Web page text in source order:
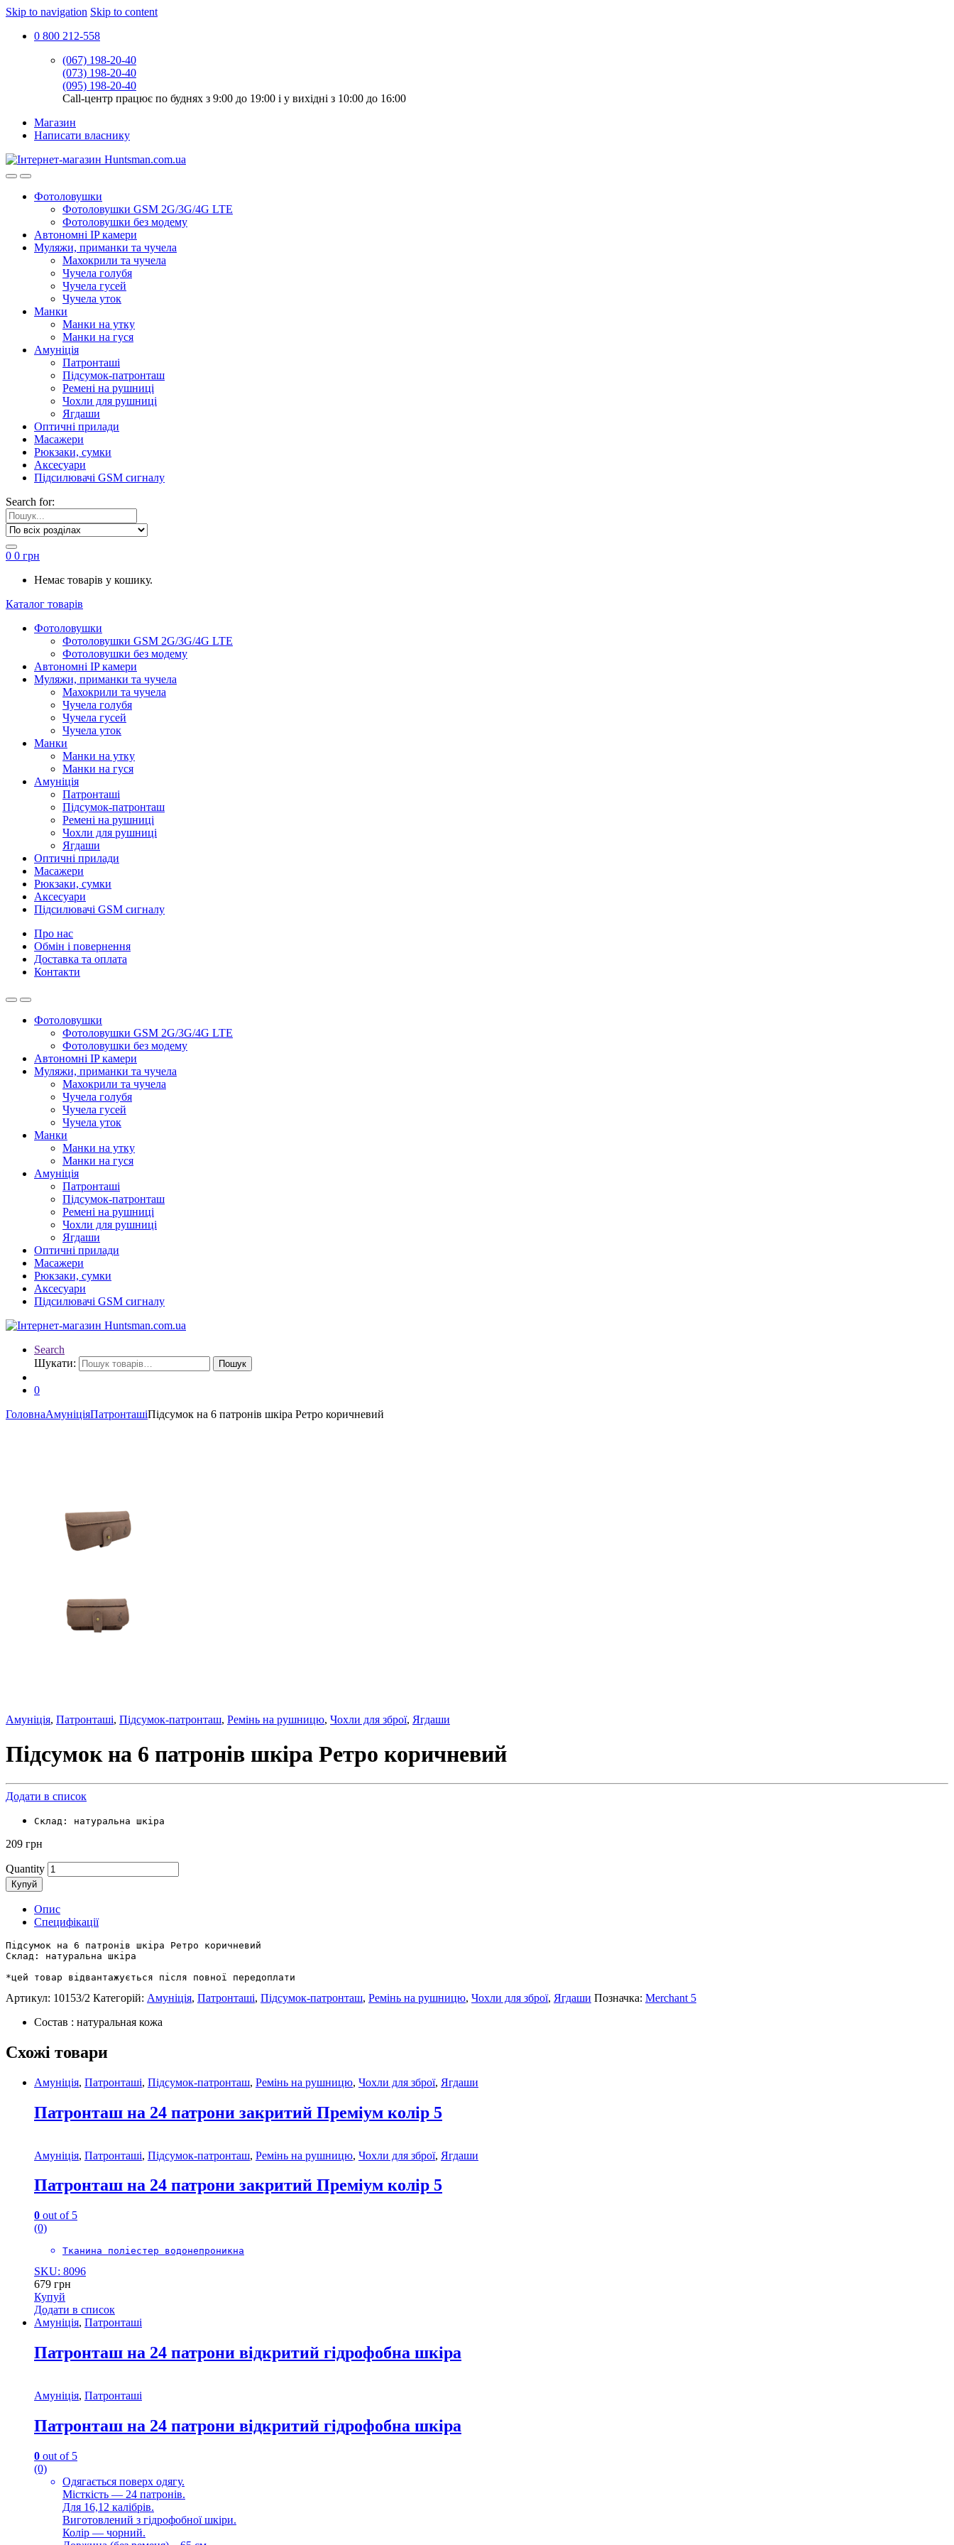
Skip to navigation Skip to content
0 800 212-558
(067) 198-20-40
(073) 198-20-40
(095) 198-20-40
Call-центр працює по буднях з 9:00 до 19:00 і у вихідні з 10:00 до 16:00
Магазин
Написати власнику
Фотоловушки
Фотоловушки GSM 2G/3G/4G LTE
Фотоловушки без модему
Автономні IP камери
Муляжи, приманки та чучела
Махокрили та чучела
Чучела голубя
Чучела гусей
Чучела уток
Манки
Манки на утку
Манки на гуся
Амуніція
Патронташі
Підсумок-патронташ
Ремені на рушниці
Чохли для рушниці
Ягдаши
Оптичні прилади
Масажери
Рюкзаки, сумки
Аксесуари
Підсилювачі GSM сигналу
Search for:
0 0 грн
Немає товарів у кошику.
Каталог товарів
Фотоловушки
Фотоловушки GSM 2G/3G/4G LTE
Фотоловушки без модему
Автономні IP камери
Муляжи, приманки та чучела
Махокрили та чучела
Чучела голубя
Чучела гусей
Чучела уток
Манки
Манки на утку
Манки на гуся
Амуніція
Патронташі
Підсумок-патронташ
Ремені на рушниці
Чохли для рушниці
Ягдаши
Оптичні прилади
Масажери
Рюкзаки, сумки
Аксесуари
Підсилювачі GSM сигналу
Про нас
Обмін і повернення
Доставка та оплата
Контакти
Фотоловушки
Фотоловушки GSM 2G/3G/4G LTE
Фотоловушки без модему
Автономні IP камери
Муляжи, приманки та чучела
Махокрили та чучела
Чучела голубя
Чучела гусей
Чучела уток
Манки
Манки на утку
Манки на гуся
Амуніція
Патронташі
Підсумок-патронташ
Ремені на рушниці
Чохли для рушниці
Ягдаши
Оптичні прилади
Масажери
Рюкзаки, сумки
Аксесуари
Підсилювачі GSM сигналу
Search
Шукати:
Пошук
0
ГоловнаАмуніціяПатронташіПідсумок на 6 патронів шкіра Ретро коричневий
Амуніція, Патронташі, Підсумок-патронташ, Ремінь на рушницю, Чохли для зброї, Ягдаши
Підсумок на 6 патронів шкіра Ретро коричневий
Додати в список
Склад: натуральна шкіра
209 грн
Quantity
Купуй
Опис
Специфікації
Підсумок на 6 патронів шкіра Ретро коричневий
Склад: натуральна шкіра
*цей товар відвантажується після повної передоплати
Артикул: 10153/2 Категорій: Амуніція, Патронташі, Підсумок-патронташ, Ремінь на рушницю, Чохли для зброї, Ягдаши Позначка: Merchant 5
Состав : натуральная кожа
Схожі товари
Амуніція, Патронташі, Підсумок-патронташ, Ремінь на рушницю, Чохли для зброї, Ягдаши
Патронташ на 24 патрони закритий Преміум колір 5
Амуніція, Патронташі, Підсумок-патронташ, Ремінь на рушницю, Чохли для зброї, Ягдаши
Патронташ на 24 патрони закритий Преміум колір 5
0 out of 5
(0)
Тканина поліестер водонепроникна
SKU: 8096
679 грн
Купуй
Додати в список
Амуніція, Патронташі
Патронташ на 24 патрони відкритий гідрофобна шкіра
Амуніція, Патронташі
Патронташ на 24 патрони відкритий гідрофобна шкіра
0 out of 5
(0)
Одягається поверх одягу.
Місткість ― 24 патронів.
Для 16,12 калібрів.
Виготовлений з гідрофобної шкіри.
Колір ― чорний.